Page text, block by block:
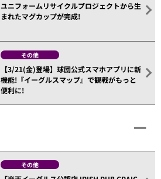
ユニフォームリサイクルプロジェクトから生
まれたマグカップが完成!
その他
【3/21(金)登場】球団公式スマホアプリに新
機能!『イーグルスマップ』で観戦がもっと
便利に!
その他